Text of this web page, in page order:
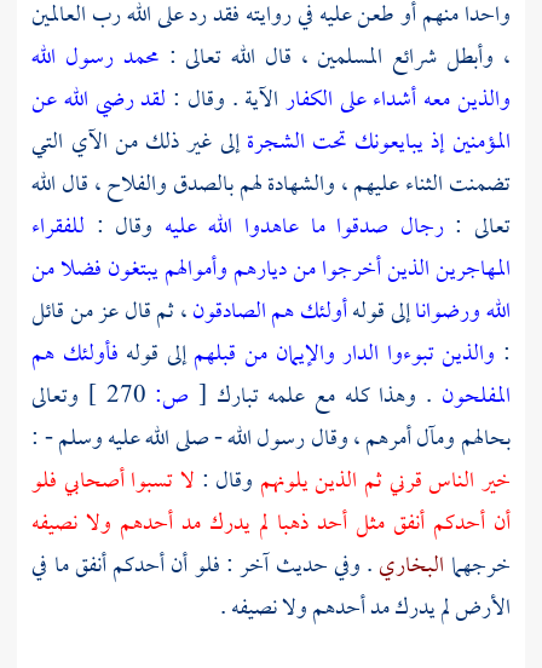
واحدا منهم أو طعن عليه في روايته فقد رد على الله رب العالمين
، وأبطل شرائع المسلمين ، قال الله تعالى : محمد رسول الله
والذين معه أشداء على الكفارالآية . وقال : لقد رضي الله عن
المؤمنين إذ يبايعونك تحت الشجرةإلى غير ذلك من الآي التي
تضمنت الثناء عليهم ، والشهادة لهم بالصدق والفلاح ، قال الله
تعالى :رجال صدقوا ما عاهدوا الله عليه وقال : للفقراء
المهاجرين الذين أخرجوا من ديارهم وأموالهم يبتغون فضلا من
الله ورضواناإلى قولهأولئك هم الصادقون، ثم قال عز من قائل
: والذين تبوءوا الدار والإيمان من قبلهمإلى قوله فأولئك هم
المفلحون . وهذا كله مع علمه تبارك [ ص:
وتعالى
بحالهم ومآل أمرهم ، وقال رسول الله - صلى الله عليه وسلم - :
خير الناس قرني ثم الذين يلونهم وقال : لا تسبوا أصحابي فلو
أن أحدكم أنفق مثل أحد ذهبا لم يدرك مد أحدهم ولا نصيفه
خرجهما البخاري. وفي حديث آخر : فلو أن أحدكم أنفق ما في
الأرض لم يدرك مد أحدهم ولا نصيفه .